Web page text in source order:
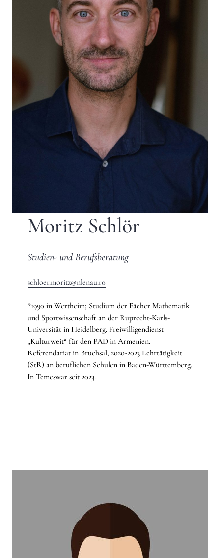
Moritz Schlör
Studien- und Berufsberatung
schloer.moritz@nlenau.ro
*1990 in Wertheim; Studium der Fächer Mathematik
und Sportwissenschaft an der Ruprecht-Karls-
Universität in Heidelberg. Freiwilligendienst
„Kulturweit“ für den PAD in Armenien.
Referendariat in Bruchsal, 2020-2023 Lehrtätigkeit
(StR) an beruflichen Schulen in Baden-Württemberg.
In Temeswar seit 2023.